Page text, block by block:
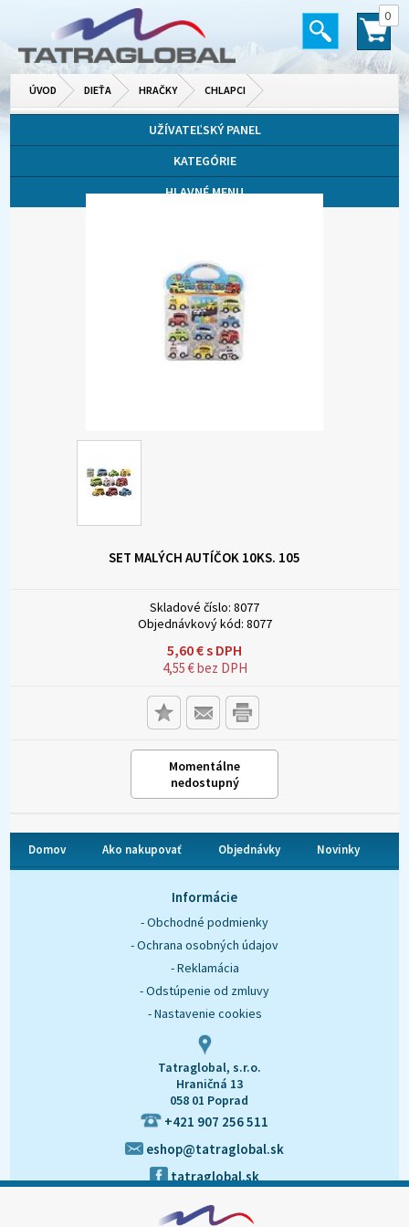
0
ÚVOD DIEŤA HRAČKY CHLAPCI
UŽÍVATEĽSKÝ PANEL
KATEGÓRIE
HLAVNÉ MENU
SET MALÝCH AUTÍČOK 10KS. 105
Skladové číslo: 8077
Objednávkový kód: 8077
5,60€s DPH
4,55€bez DPH
Momentálne
nedostupný
Domov Ako nakupovať Objednávky Novinky
Informácie
- Obchodné podmienky
- Ochrana osobných údajov
- Reklamácia
- Odstúpenie od zmluvy
- Nastavenie cookies
Tatraglobal, s.r.o.
Hraničná 13
058 01 Poprad
+421 907 256 511
eshop@tatraglobal.sk
tatraglobal.sk